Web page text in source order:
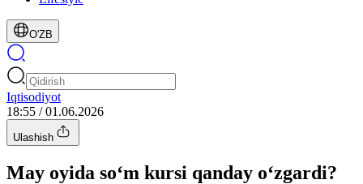
O'ZB
Iqtisodiyot
18:55 / 01.06.2026
Ulashish
May oyida so‘m kursi qanday o‘zgardi?